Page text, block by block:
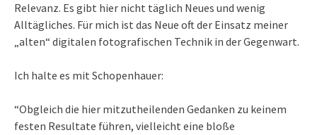
Relevanz. Es gibt hier nicht täglich Neues und wenig
Alltägliches. Für mich ist das Neue oft der Einsatz meiner
„alten“ digitalen fotografischen Technik in der Gegenwart.
Ich halte es mit Schopenhauer:
“Obgleich die hier mitzutheilenden Gedanken zu keinem
festen Resultate führen, vielleicht eine bloße